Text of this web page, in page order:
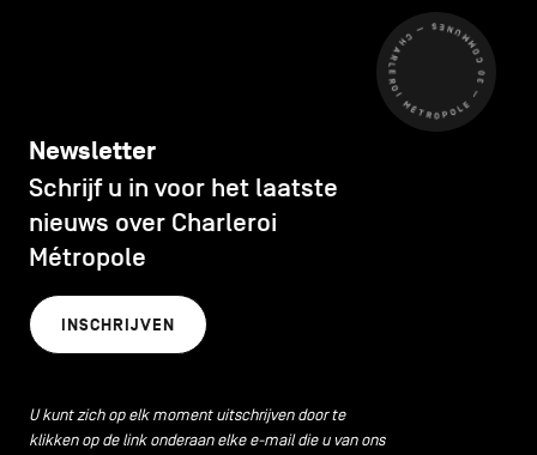
CHARLEROI MÉTROPOLE — 30 COMMUNES —
Newsletter
Schrijf u in voor het laatste
nieuws over Charleroi
Métropole
INSCHRIJVEN
U kunt zich op elk moment uitschrijven door te
klikken op de link onderaan elke e-mail die u van ons